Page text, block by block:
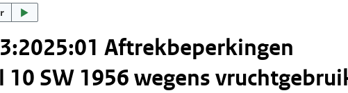
Aftrekbeperkingen
SW 1956 wegens